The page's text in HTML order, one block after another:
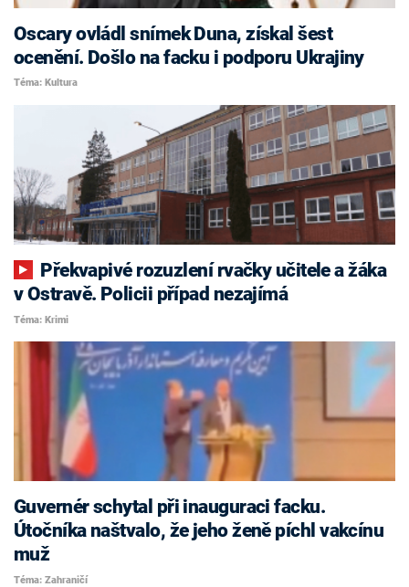
Oscary ovládl snímek Duna, získal šest
ocenění. Došlo na facku i podporu Ukrajiny
Téma: Kultura
v Ostravě. Policii případ nezajímá
Téma: Krimi
Guvernér schytal při inauguraci facku.
Útočníka naštvalo, že jeho ženě píchl vakcínu
muž
Téma: Zahraničí